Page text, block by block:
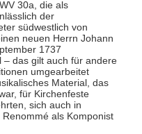
30a, die als
der
südwestlich von
neuen Herrn Johann
1737
– das gilt auch für andere
umgearbeitet
Material, das
für Kirchenfeste
sich auch in
als Komponist